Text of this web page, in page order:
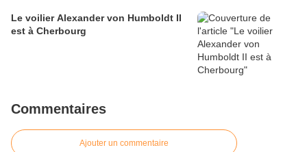
Le voilier Alexander von Humboldt II
est à Cherbourg
Commentaires
Ajouter un commentaire